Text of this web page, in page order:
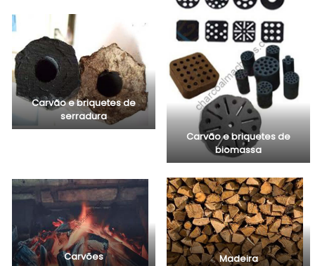
Carvão e briquetes de
serradura
Carvão e briquetes de
biomassa
Carvões Madeira